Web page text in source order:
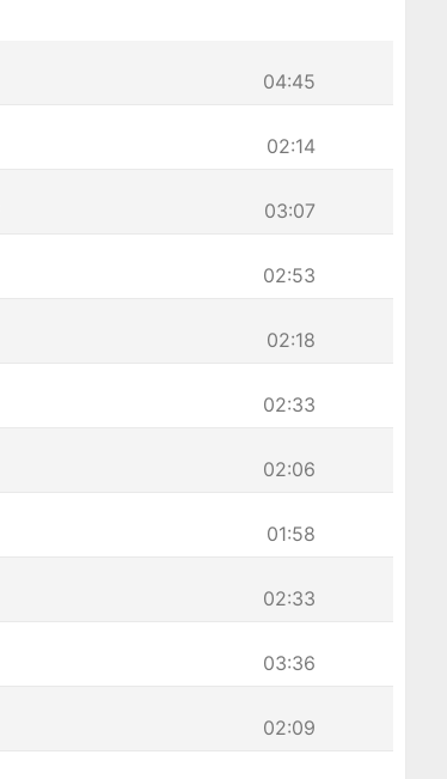
04:45
02:14
03:07
02:53
02:18
02:33
02:06
01:58
02:33
03:36
02:09